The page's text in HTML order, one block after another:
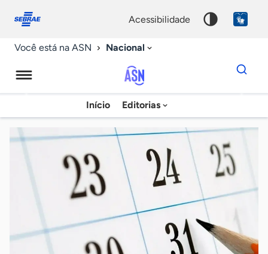
conosco
acessibilidade
Você está na ASN Nacional
Agência
Sebrae
de
Notícias
Início Editorias
Dados
para
chave